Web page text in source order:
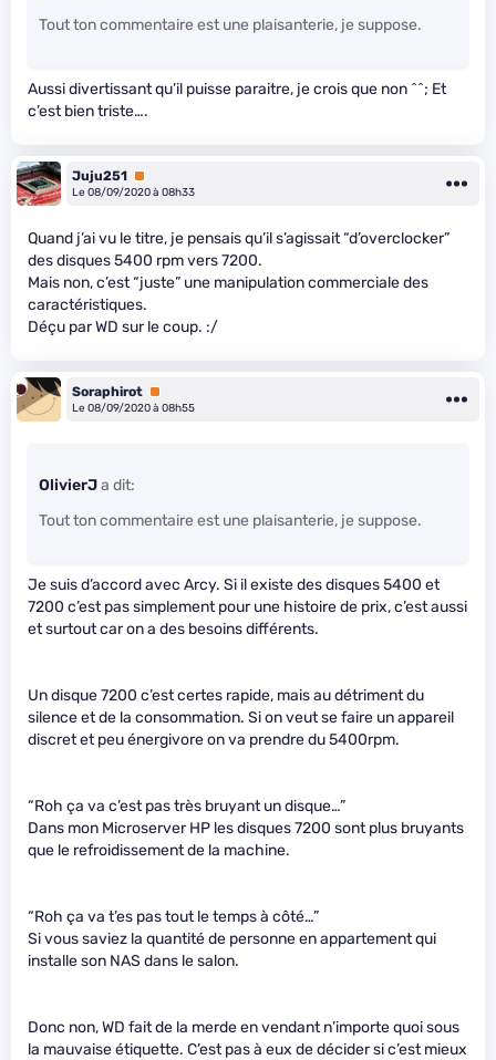
Tout ton commentaire est une plaisanterie, je suppose.
Aussi divertissant qu’il puisse paraitre, je crois que non ^^; Et
c’est bien triste….
Juju251 Premium
Le 08/09/2020 à 08h33
Quand j’ai vu le titre, je pensais qu’il s’agissait “d’overclocker”
des disques 5400 rpm vers 7200.
Mais non, c’est “juste” une manipulation commerciale des
caractéristiques.
Déçu par WD sur le coup. :/
Soraphirot Premium
Le 08/09/2020 à 08h55
OlivierJa dit:
Tout ton commentaire est une plaisanterie, je suppose.
Je suis d’accord avec Arcy. Si il existe des disques 5400 et
7200 c’est pas simplement pour une histoire de prix, c’est aussi
et surtout car on a des besoins différents.
Un disque 7200 c’est certes rapide, mais au détriment du
silence et de la consommation. Si on veut se faire un appareil
discret et peu énergivore on va prendre du 5400rpm.
“Roh ça va c’est pas très bruyant un disque…”
Dans mon Microserver HP les disques 7200 sont plus bruyants
que le refroidissement de la machine.
“Roh ça va t’es pas tout le temps à côté…”
Si vous saviez la quantité de personne en appartement qui
installe son NAS dans le salon.
Donc non, WD fait de la merde en vendant n’importe quoi sous
la mauvaise étiquette. C’est pas à eux de décider si c’est mieux